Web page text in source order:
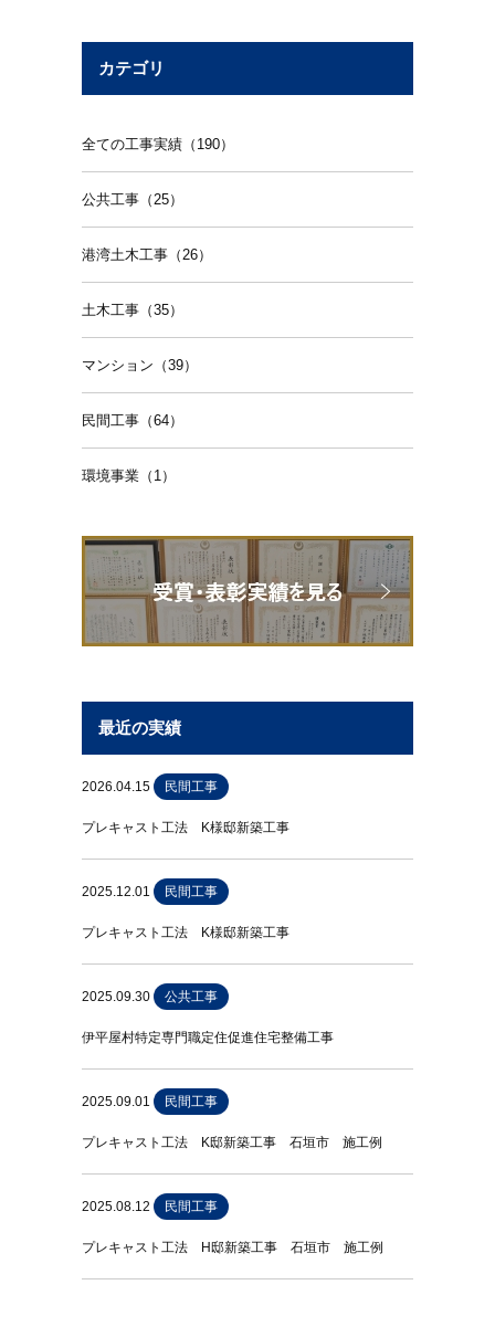
カテゴリ
全ての工事実績（190）
公共工事（25）
港湾土木工事（26）
土木工事（35）
マンション（39）
民間工事（64）
環境事業（1）
最近の実績
2026.04.15 民間工事
プレキャスト工法 K様邸新築工事
2025.12.01 民間工事
プレキャスト工法 K様邸新築工事
2025.09.30 公共工事
伊平屋村特定専門職定住促進住宅整備工事
2025.09.01 民間工事
プレキャスト工法 K邸新築工事 石垣市 施工例
2025.08.12 民間工事
プレキャスト工法 H邸新築工事 石垣市 施工例